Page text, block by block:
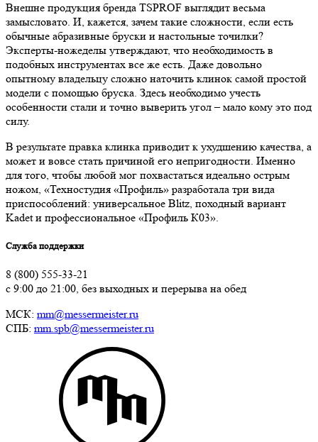
Внешне продукция бренда TSPROF выглядит весьма
замысловато. И, кажется, зачем такие сложности, если есть
обычные абразивные бруски и настольные точилки?
Эксперты-ножеделы утверждают, что необходимость в
подобных инструментах все же есть. Даже довольно
опытному владельцу сложно наточить клинок самой простой
модели с помощью бруска. Здесь необходимо учесть
особенности стали и точно выверить угол – мало кому это под
силу.
В результате правка клинка приводит к ухудшению качества, а
может и вовсе стать причиной его непригодности. Именно
для того, чтобы любой мог похвастаться идеально острым
ножом, «Техностудия «Профиль» разработала три вида
приспособлений: универсальное Blitz, походный вариант
Kadet и профессиональное «Профиль К03».
Служба поддержки
8 (800) 555-33-21
с 9:00 до 21:00, без выходных и перерыва на обед
МСК: mm@messermeister.ru
СПБ: mm.spb@messermeister.ru